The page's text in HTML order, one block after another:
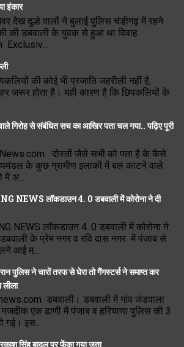
इंकार
देख दुल्हे वालों ने बुलाई पुलिस चंडीगढ़ में रहने
की डबवाली के युवक से हुआ था विवाह
Exclusiv...
की कोई भी प्रजाति जहरीली नहीं है,
जरूर होता है। यही कारण है कि छिपकलियों के
गिरोह से संबंधित सच का आखिर पता चल गया.. पढ़िए पूरी
दोस्तों जैसे सभी को पता है के कैसे
के कुछ ग्रामीण इलाकों में बल काटने वाले
में अ...
NEWS लॉकडाउन 4. 0 डबवाली में कोरोना ने दी
NEWS लॉकडाउन 4. 0 डबवाली में कोरोना ने
के प्रेम नगर व रवि दास नगर में पंजाब से
आई म...
पुलिस ने चारों तरफ से घेरा तो गैंगस्टर्स ने समाप्त कर
डबवाली। डबवाली में गांव जंडवाला
नजदीक एक ढाणी में पंजाब व हरियाणा पुलिस की 3
गई। इस...
सिंह बादल पर फेंका गया जूता